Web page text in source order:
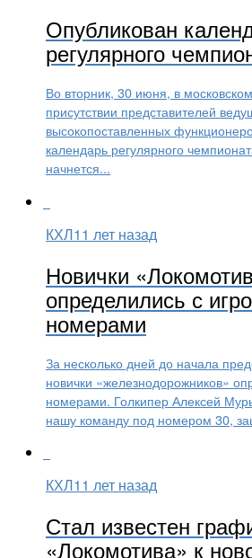
Опубликован
регулярного
Во вторник, 30 июня, в
присутствии представителей
высокопоставленных
календарь регулярного
начнется...
КХЛ11 лет назад
Новички
определились с
номерами
За несколько дней до начала
новички «железнодорожников»
номерами. Голкипер Алексей
нашу команду под номером 30,
КХЛ11 лет назад
Стал известен
«Локомотива» к